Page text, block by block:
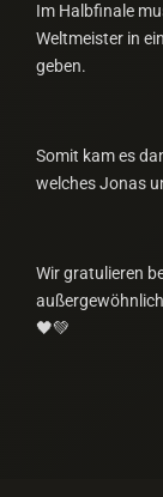
Im Halbfinale
Weltmeister in
geben.
Somit kam es
welches Jonas
Wir gratulieren
🖤💚